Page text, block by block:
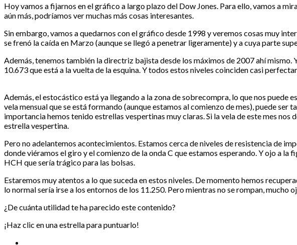
Hoy vamos a fijarnos en el gráfico a largo plazo del Dow Jones. Para ello, vamos a
aún más, podríamos ver muchas más cosas interesantes.
Sin embargo, vamos a quedarnos con el gráfico desde 1998 y veremos cosas muy
se frenó la caída en Marzo (aunque se llegó a penetrar ligeramente) y a cuya parte
Además, tenemos también la directriz bajista desde los máximos de 2007 ahí
10.673 que está a la vuelta de la esquina. Y todos estos niveles coinciden casi
Además, el estocástico está ya llegando a la zona de sobrecompra, lo que nos puede
vela mensual que se está formando (aunque estamos al comienzo de mes), puede
importancia hemos tenido estrellas vespertinas muy claras. Si la vela de este mes nos
estrella vespertina.
Pero no adelantemos acontecimientos. Estamos cerca de niveles de resistencia de
donde viéramos el giro y el comienzo de la onda C que estamos esperando. Y ojo a
HCH que sería trágico para las bolsas.
Estaremos muy atentos a lo que suceda en estos niveles. De momento hemos
lo normal sería irse a los entornos de los 11.250. Pero mientras no se rompan, mucho
¿De cuánta utilidad te ha parecido este contenido?
¡Haz clic en una estrella para puntuarlo!